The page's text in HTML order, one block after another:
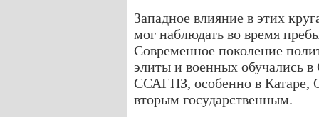
Западное влияние в этих
мог наблюдать во время
Современное поколение
элиты и военных обучались
ССАГПЗ, особенно в Катаре,
вторым государственным.